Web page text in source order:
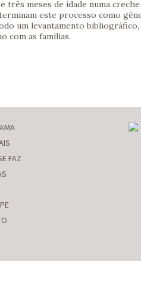
três meses de idade numa
este processo como
um levantamento
com as famílias.
FAZ